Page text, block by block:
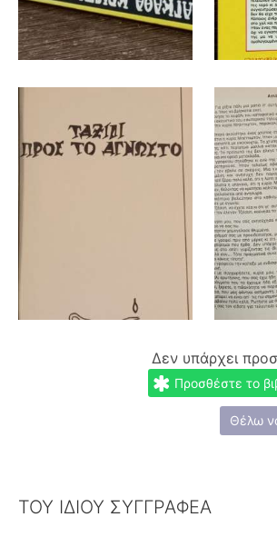
Δεν υπάρχει
Προσθέστε το
Θέλω
ΤΟΥ ΙΔΙΟΥ ΣΥΓΓΡΑΦΕΑ